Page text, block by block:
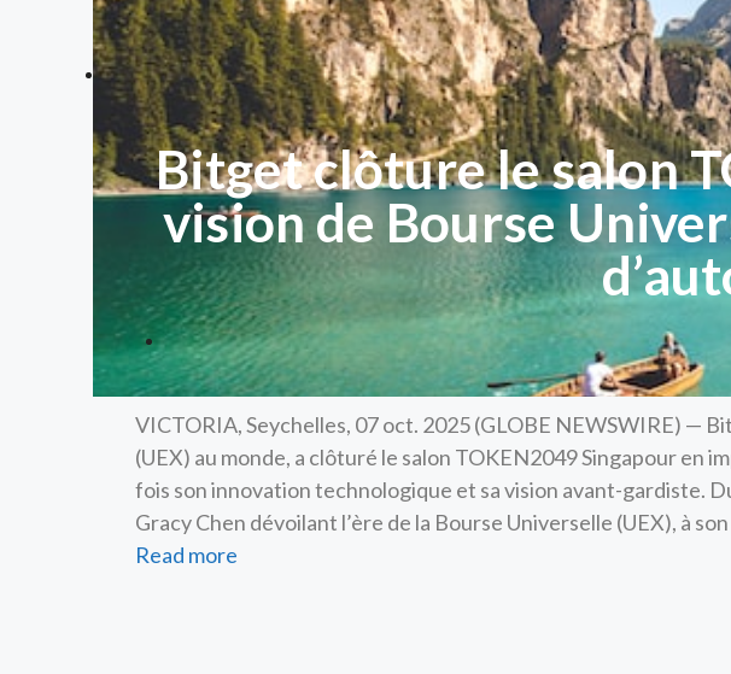
Bitget clôture le salon
vision de Bourse
VICTORIA, Seychelles, 07 oct. 2025 (GLOBE NEWSWIRE) —
(UEX) au monde, a clôturé le salon TOKEN2049 Singapour en
fois son innovation technologique et sa vision avant-gardiste.
Gracy Chen dévoilant l’ère de la Bourse Universelle (UEX), à
Read more